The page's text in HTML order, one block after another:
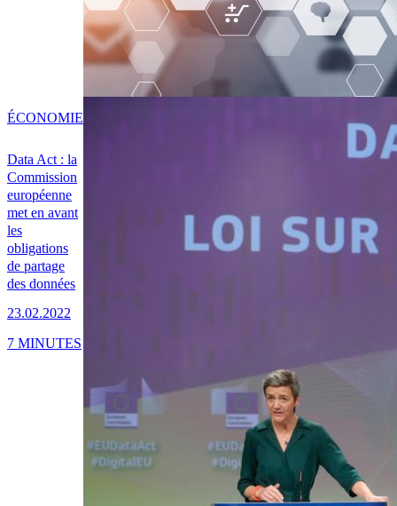
Data Act : la
Commission
européenne
met en avant
les
obligations
de partage
des données
23.02.2022
ÉCONOMIE
7 MINUTES